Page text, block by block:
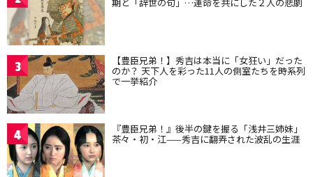
3 【豊臣兄弟！】秀吉は本当に「女狂い」だった
のか？ 天下人を彩った11人の側室たちを時系列
で一挙紹介
4 『豊臣兄弟！』後半の鍵を握る「浅井三姉妹」
茶々・初・江——秀吉に翻弄された波乱の生涯